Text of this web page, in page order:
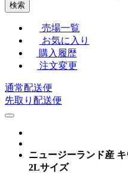
検索
売場一覧
お気に入り
購入履歴
注文変更
通常配送便
先取り配送便
ニュージーランド産
2Lサイズ